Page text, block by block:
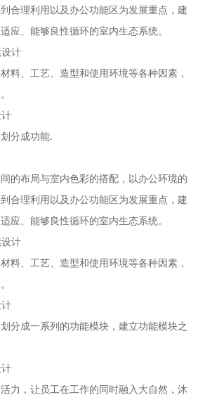
合理利用以及办公功能区为发展重点，建
应、能够良性循环的室内生态系统。
计
料、工艺、造型和使用环境等各种因素，
分成功能.
的布局与室内色彩的搭配，以办公环境的
合理利用以及办公功能区为发展重点，建
应、能够良性循环的室内生态系统。
计
料、工艺、造型和使用环境等各种因素，
分成一系列的功能模块，建立功能模块之
力，让员工在工作的同时融入大自然，沐